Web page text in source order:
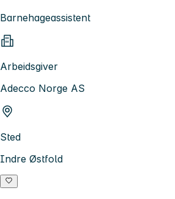
Barnehageassistent
Arbeidsgiver
Adecco Norge AS
Sted
Indre Østfold